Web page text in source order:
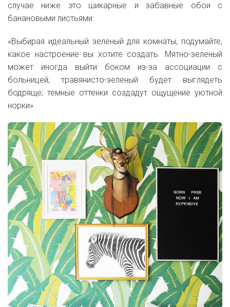
случае ниже это шикарные и забавные обои с
банановыми листьями:
«Выбирая идеальный зеленый для комнаты, подумайте,
какое настроение вы хотите создать. Мятно-зеленый
может иногда выйти боком из-за ассоциации с
больницей; травянисто-зеленый будет выглядеть
бодряще; темные оттенки создадут ощущение уютной
норки».